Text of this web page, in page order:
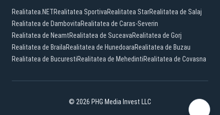
Realitatea.NETRealitatea SportivaRealitatea StarRealitatea de Salaj
Realitatea de DambovitaRealitatea de Caras-Severin
Realitatea de NeamtRealitatea de SuceavaRealitatea de Gorj
Realitatea de BrailaRealitatea de HunedoaraRealitatea de Buzau
Realitatea de BucurestiRealitatea de MehedintiRealitatea de Covasna
© 2026 PHG Media Invest LLC